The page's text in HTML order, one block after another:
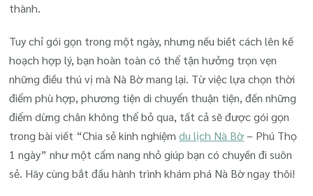
Ngày
thành.
Tuy chỉ gói gọn trong một ngày, nhưng nếu biết cách lên kế
hoạch hợp lý, bạn hoàn toàn có thể tận hưởng trọn vẹn
những điều thú vị mà Nà Bờ mang lại. Từ việc lựa chọn thời
điểm phù hợp, phương tiện di chuyển thuận tiện, đến những
điểm dừng chân không thể bỏ qua, tất cả sẽ được gói gọn
trong bài viết “Chia sẻ kinh nghiệmdu lịch Nà Bờ– Phú Thọ
1 ngày” như một cẩm nang nhỏ giúp bạn có chuyến đi suôn
sẻ. Hãy cùng bắt đầu hành trình khám phá Nà Bờ ngay thôi!